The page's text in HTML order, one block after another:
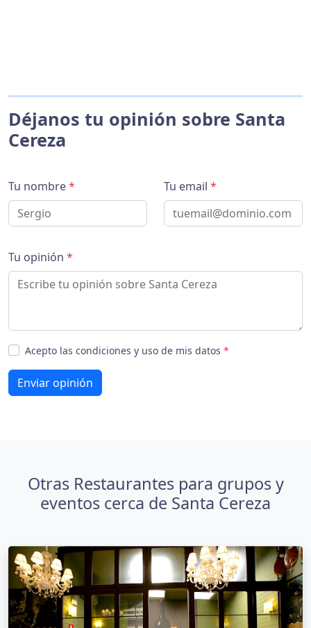
Déjanos tu opinión sobre Santa
Cereza
Tu nombre* Tu email *
Tu opinión *
Acepto las condiciones y uso de mis datos *
Enviar opinión
Otras Restaurantes para grupos y
eventos cerca de Santa Cereza